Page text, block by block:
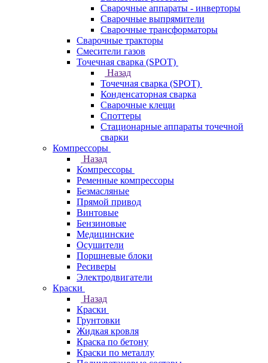
Сварочные аппараты - инверторы
Сварочные выпрямители
Сварочные трансформаторы
Сварочные тракторы
Смесители газов
Точечная сварка (SPOT)
Назад
Точечная сварка (SPOT)
Конденсаторная сварка
Сварочные клещи
Споттеры
Стационарные аппараты точечной
сварки
Компрессоры
Назад
Компрессоры
Ременные компрессоры
Безмасляные
Прямой привод
Винтовые
Бензиновые
Медицинские
Осушители
Поршневые блоки
Ресиверы
Электродвигатели
Краски
Назад
Краски
Грунтовки
Жидкая кровля
Краска по бетону
Краски по металлу